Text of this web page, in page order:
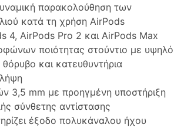
παρακολούθηση των
κατά τη χρήση AirPods
4, AirPods Pro 2 και AirPods Max
ποιότητας στούντιο με υψηλό
και κατευθυντήρια
3,5 mm με προηγμένη υποστήριξη
σύνθετης αντίστασης
έξοδο πολυκάναλου ήχου